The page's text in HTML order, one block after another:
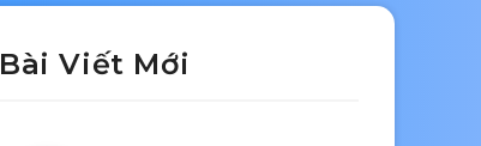
Bài Viết Mới